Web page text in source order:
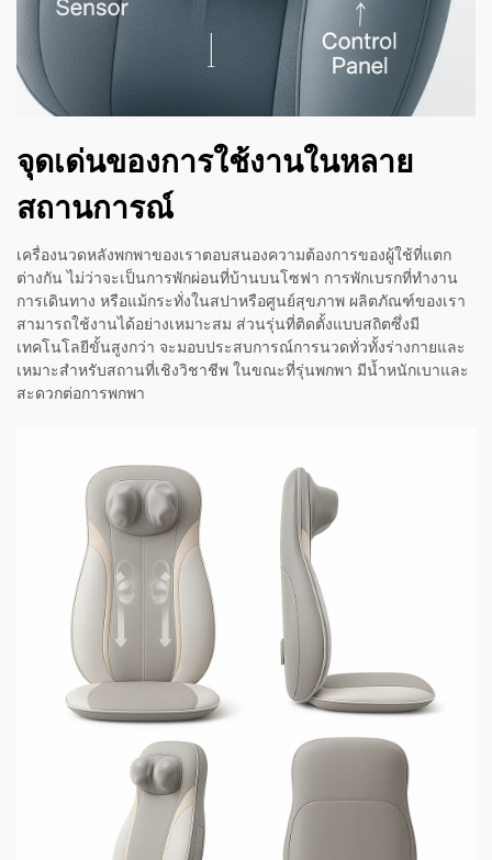
จุดเด่นของการใช้งานในหลาย
สถานการณ์
เครื่องนวดหลังพกพาของเราตอบสนองความต้องการของผู้ใช้ที่แตก
ต่างกัน ไม่ว่าจะเป็นการพักผ่อนที่บ้านบนโซฟา การพักเบรกที่ทำงาน
การเดินทาง หรือแม้กระทั่งในสปาหรือศูนย์สุขภาพ ผลิตภัณฑ์ของเรา
สามารถใช้งานได้อย่างเหมาะสม ส่วนรุ่นที่ติดตั้งแบบสถิตซึ่งมี
เทคโนโลยีขั้นสูงกว่า จะมอบประสบการณ์การนวดทั่วทั้งร่างกายและ
เหมาะสำหรับสถานที่เชิงวิชาชีพ ในขณะที่รุ่นพกพา มีน้ำหนักเบาและ
สะดวกต่อการพกพา